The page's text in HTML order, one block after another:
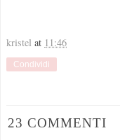
kristel at 11:46
Condividi
23 COMMENTI